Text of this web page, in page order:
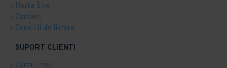
Harta Site
Contact
Conditii de livrare
SUPORT CLIENTI
Contul meu